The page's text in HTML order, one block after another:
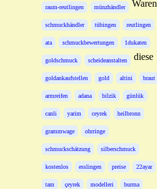
raum-reutlingen münzhändler
schmuckhändler tübingen reutlingen
ata schmuckbewertungen 1dukaten
goldschmuck scheideanstalten
goldankaufstellen gold altini braut
armreifen adana bilzik günlük
canli yarim ceyrek heilbronn
grammwage ohrringe
schmuckschätzung silberschmuck
kostenlos esslingen preise 22ayar
tam çeyrek modelleri burma
Waren
diese